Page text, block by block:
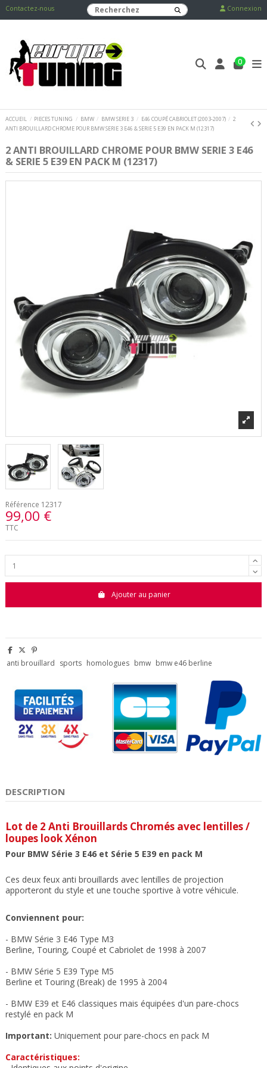
Contactez-nous Connexion
0
ACCUEIL PIECES TUNING BMW BMW SERIE 3 E46 COUPÉ CABRIOLET (2003-2007)
2
ANTI BROUILLARD CHROME POUR BMW SERIE 3 E46 & SERIE 5 E39 EN PACK M (12317)
2 ANTI BROUILLARD CHROME POUR BMW SERIE 3 E46
& SERIE 5 E39 EN PACK M (12317)
Référence 12317
99,00 €
TTC
Ajouter au panier
anti brouillard sports homologues bmw bmw e46 berline
DESCRIPTION
Lot de 2 Anti Brouillards Chromés avec lentilles /
loupes look Xénon
Pour BMW Série 3 E46 et Série 5 E39 en pack M
Ces deux feux anti brouillards avec lentilles de projection
apporteront du style et une touche sportive à votre véhicule.
Conviennent pour:
- BMW Série 3 E46 Type M3
Berline, Touring, Coupé et Cabriolet de 1998 à 2007
- BMW Série 5 E39 Type M5
Berline et Touring (Break) de 1995 à 2004
- BMW E39 et E46 classiques mais équipées d'un pare-chocs
restylé en pack M
Important: Uniquement pour pare-chocs en pack M
Caractéristiques: